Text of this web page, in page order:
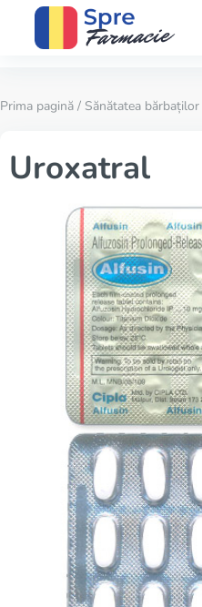
Prima pagină / Sănătatea bărbaților
Uroxatral